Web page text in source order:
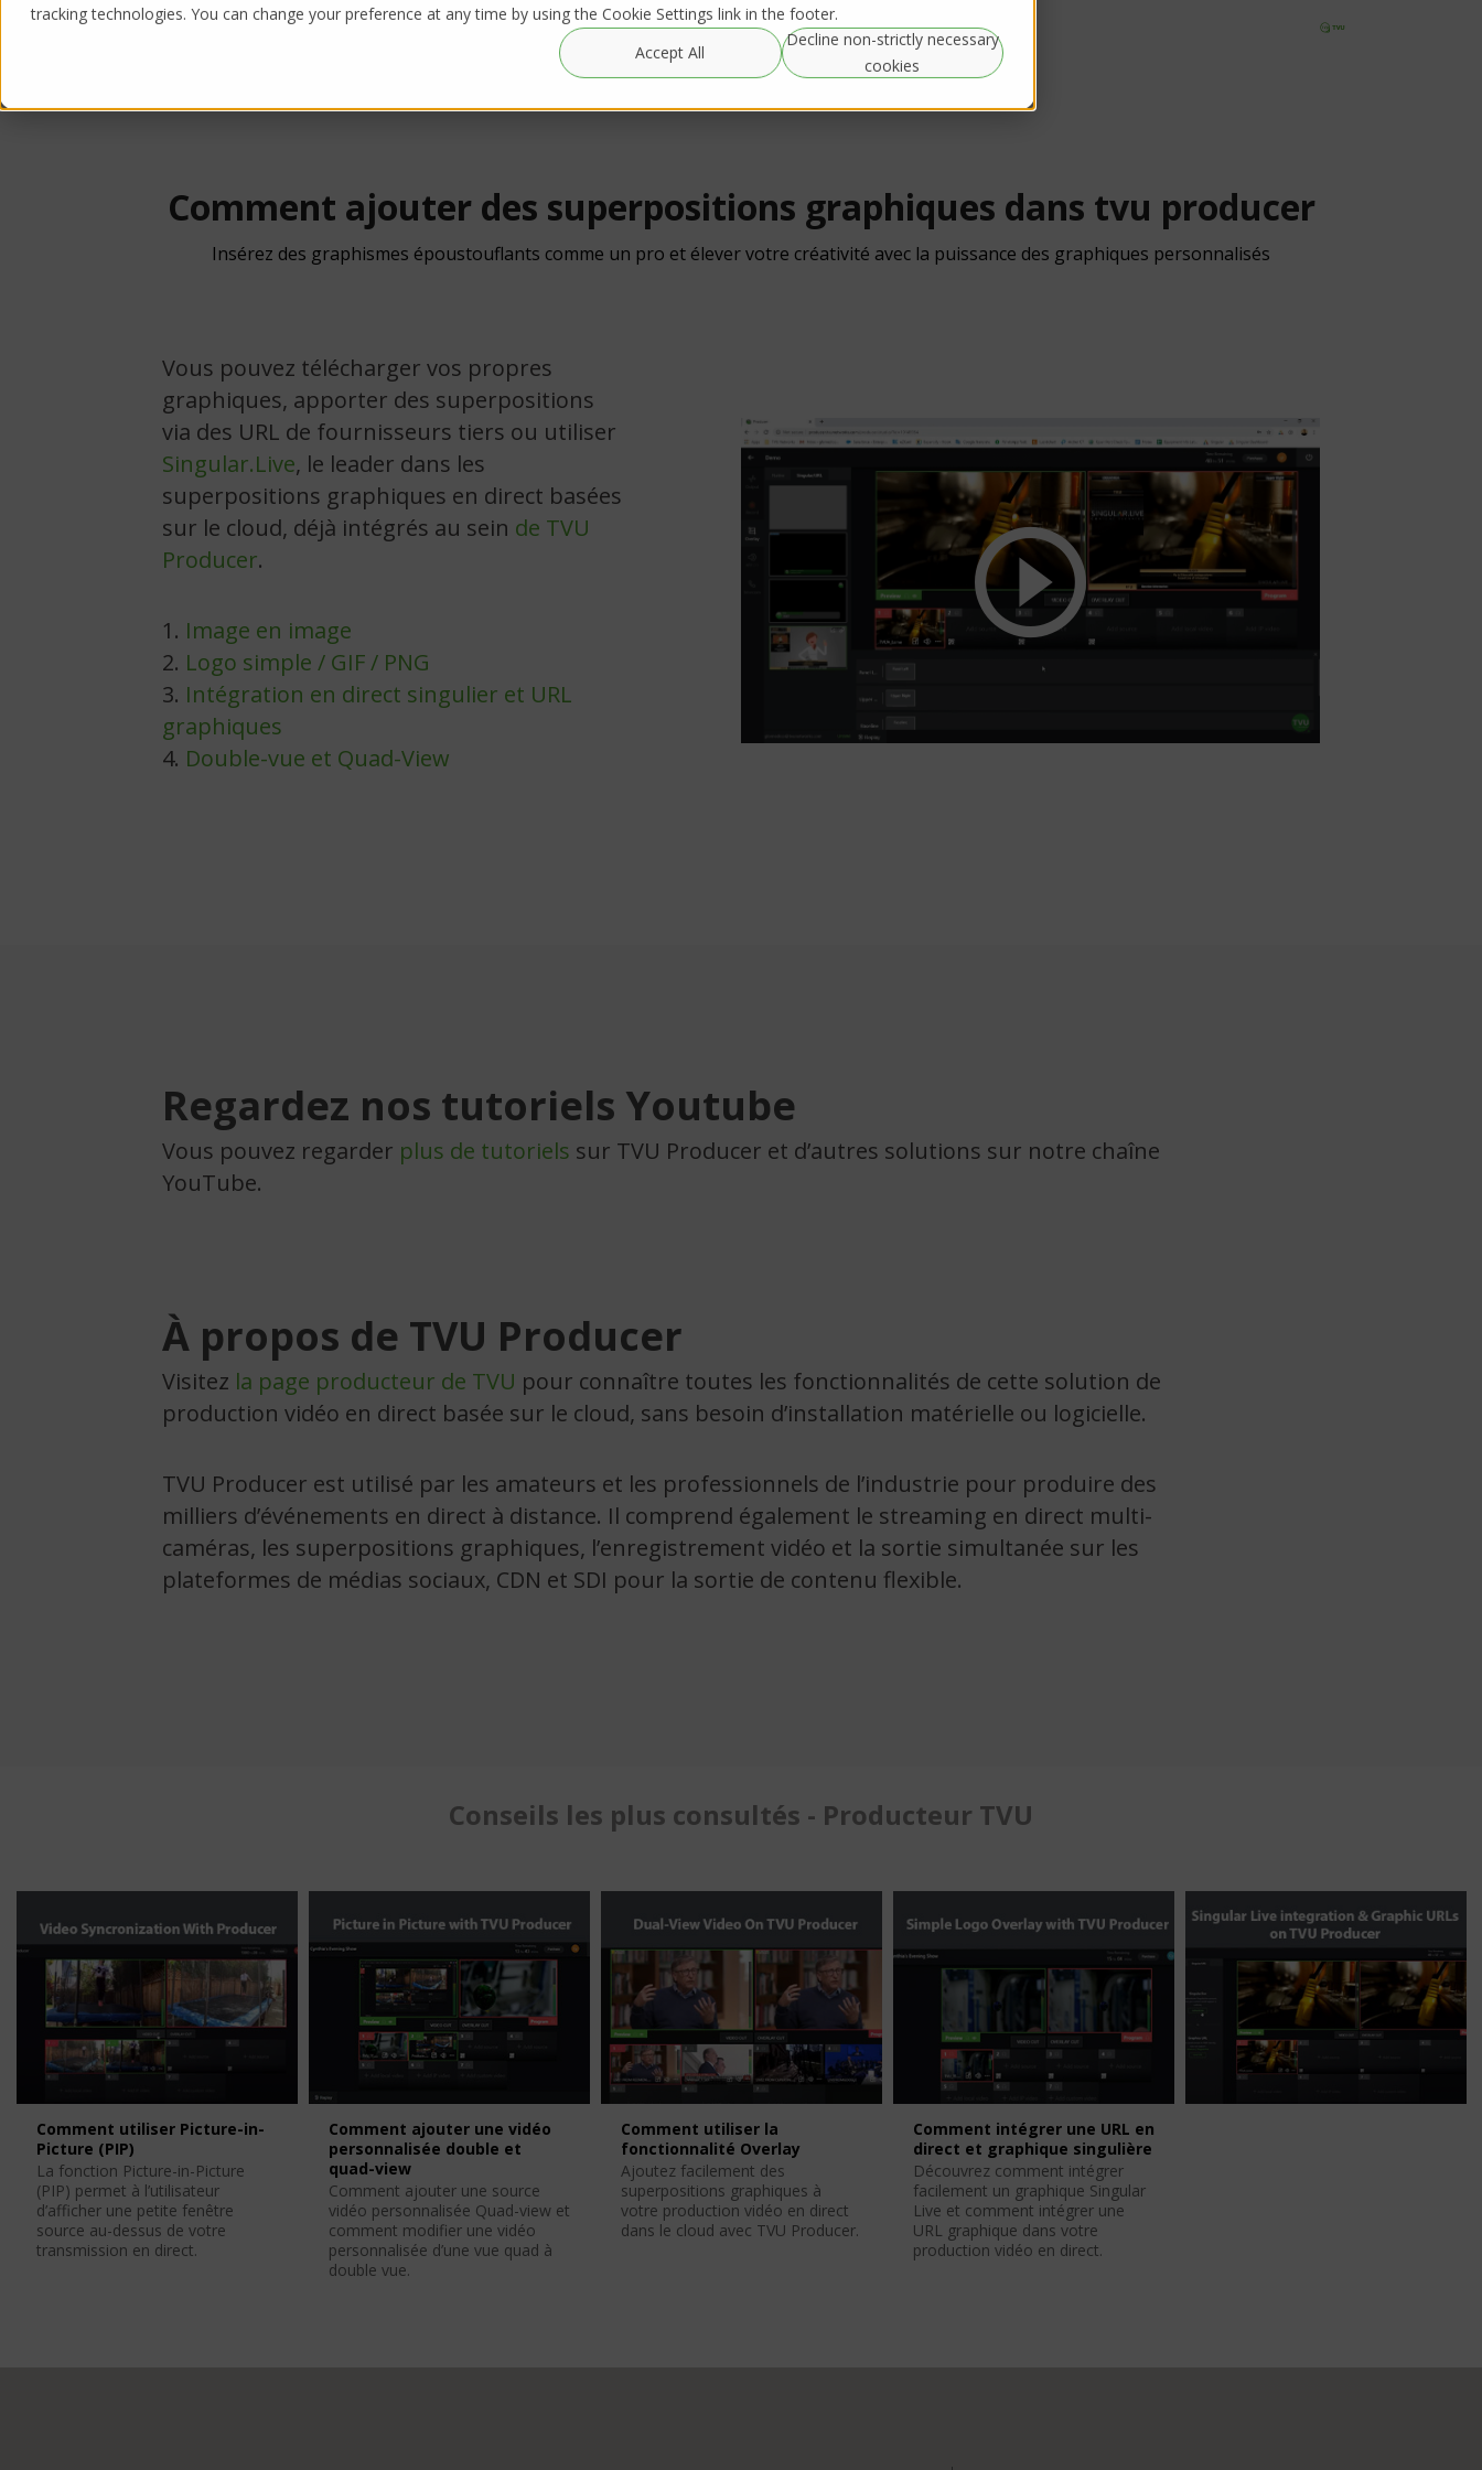
tracking technologies. You can change your preference at any time by using the Cookie Settings link in the footer.
Accept All
Decline non-strictly necessary
cookies
Voir TVU Producer
Comment ajouter des superpositions graphiques dans tvu producer
Insérez des graphismes époustouflants comme un pro et élever votre créativité avec la puissance des graphiques personnalisés
Vous pouvez télécharger vos propres
graphiques, apporter des superpositions
via des URL de fournisseurs tiers ou utiliser
Singular.Live, le leader dans les
superpositions graphiques en direct basées
sur le cloud, déjà intégrés au sein de TVU
Producer.
1. Image en image
2. Logo simple / GIF / PNG
3. Intégration en direct singulier et URL
graphiques
4. Double-vue et Quad-View
Regardez nos tutoriels Youtube
Vous pouvez regarder plus de tutoriels sur TVU Producer et d’autres solutions sur notre chaîne
YouTube.
À propos de TVU Producer
Visitez la page producteur de TVU pour connaître toutes les fonctionnalités de cette solution de
production vidéo en direct basée sur le cloud, sans besoin d’installation matérielle ou logicielle.
TVU Producer est utilisé par les amateurs et les professionnels de l’industrie pour produire des
milliers d’événements en direct à distance. Il comprend également le streaming en direct multi-
caméras, les superpositions graphiques, l’enregistrement vidéo et la sortie simultanée sur les
plateformes de médias sociaux, CDN et SDI pour la sortie de contenu flexible.
Conseils les plus consultés - Producteur TVU
Comment utiliser Picture-in-
Picture (PIP)
La fonction Picture-in-Picture
(PIP) permet à l’utilisateur
d’afficher une petite fenêtre
source au-dessus de votre
transmission en direct.
Comment ajouter une vidéo
personnalisée double et
quad-view
Comment ajouter une source
vidéo personnalisée Quad-view et
comment modifier une vidéo
personnalisée d’une vue quad à
double vue.
Comment utiliser la
fonctionnalité Overlay
Ajoutez facilement des
superpositions graphiques à
votre production vidéo en direct
dans le cloud avec TVU Producer.
Comment intégrer une URL en
direct et graphique singulière
Découvrez comment intégrer
facilement un graphique Singular
Live et comment intégrer une
URL graphique dans votre
production vidéo en direct.